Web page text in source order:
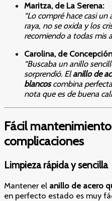
Maritza, de La Serena:
“Lo compré hace casi
raya, no se oxida y los
recomiendo a todas mis
Carolina, de
“Buscaba un anillo
sorprendió. Elanillo de
blancoscombina
nota que es de buena
Fácil
complicaciones
Limpieza rápida y sencilla
Mantener el anillo de acero
en perfecto estado es muy